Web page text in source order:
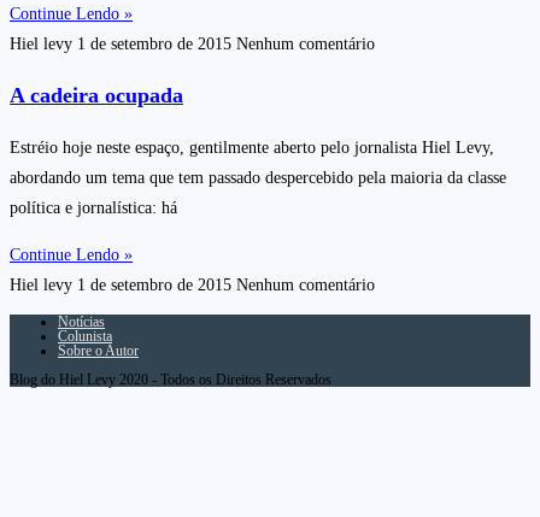
Continue Lendo »
Hiel levy 1 de setembro de 2015 Nenhum comentário
A cadeira ocupada
Estréio hoje neste espaço, gentilmente aberto pelo jornalista Hiel Levy,
abordando um tema que tem passado despercebido pela maioria da classe
política e jornalística: há
Continue Lendo »
Hiel levy 1 de setembro de 2015 Nenhum comentário
Notícias
Colunista
Sobre o Autor
Blog do Hiel Levy 2020 - Todos os Direitos Reservados